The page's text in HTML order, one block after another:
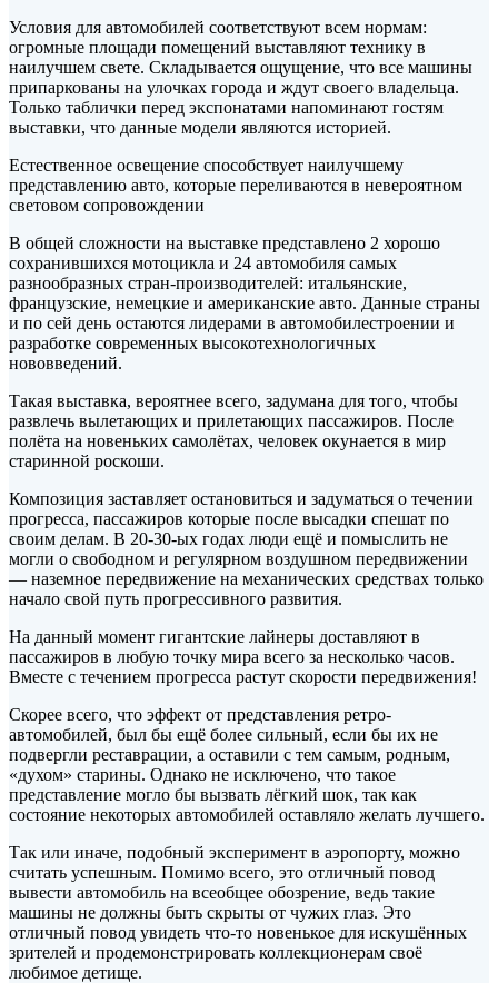
Условия для автомобилей соответствуют всем нормам:
огромные площади помещений выставляют технику в
наилучшем свете. Складывается ощущение, что все машины
припаркованы на улочках города и ждут своего владельца.
Только таблички перед экспонатами напоминают гостям
выставки, что данные модели являются историей.
Естественное освещение способствует наилучшему
представлению авто, которые переливаются в невероятном
световом сопровождении
В общей сложности на выставке представлено 2 хорошо
сохранившихся мотоцикла и 24 автомобиля самых
разнообразных стран-производителей: итальянские,
французские, немецкие и американские авто. Данные страны
и по сей день остаются лидерами в автомобилестроении и
разработке современных высокотехнологичных
нововведений.
Такая выставка, вероятнее всего, задумана для того, чтобы
развлечь вылетающих и прилетающих пассажиров. После
полёта на новеньких самолётах, человек окунается в мир
старинной роскоши.
Композиция заставляет остановиться и задуматься о течении
прогресса, пассажиров которые после высадки спешат по
своим делам. В 20-30-ых годах люди ещё и помыслить не
могли о свободном и регулярном воздушном передвижении
— наземное передвижение на механических средствах только
начало свой путь прогрессивного развития.
На данный момент гигантские лайнеры доставляют в
пассажиров в любую точку мира всего за несколько часов.
Вместе с течением прогресса растут скорости передвижения!
Скорее всего, что эффект от представления ретро-
автомобилей, был бы ещё более сильный, если бы их не
подвергли реставрации, а оставили с тем самым, родным,
«духом» старины. Однако не исключено, что такое
представление могло бы вызвать лёгкий шок, так как
состояние некоторых автомобилей оставляло желать лучшего.
Так или иначе, подобный эксперимент в аэропорту, можно
считать успешным. Помимо всего, это отличный повод
вывести автомобиль на всеобщее обозрение, ведь такие
машины не должны быть скрыты от чужих глаз. Это
отличный повод увидеть что-то новенькое для искушённых
зрителей и продемонстрировать коллекционерам своё
любимое детище.